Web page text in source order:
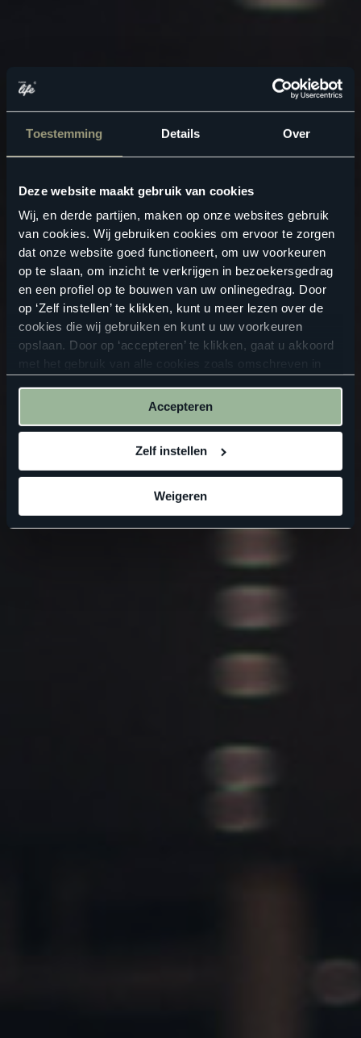
Toestemming Details Over
Deze website maakt gebruik van cookies
Wij, en derde partijen, maken op onze websites gebruik
van cookies. Wij gebruiken cookies om ervoor te zorgen
dat onze website goed functioneert, om uw voorkeuren
op te slaan, om inzicht te verkrijgen in bezoekersgedrag
en een profiel op te bouwen van uw onlinegedrag. Door
op ‘Zelf instellen’ te klikken, kunt u meer lezen over de
cookies die wij gebruiken en kunt u uw voorkeuren
opslaan. Door op ‘accepteren’ te klikken, gaat u akkoord
met het gebruik van alle cookies zoals omschreven in
Accepteren
Zelf instellen
Weigeren